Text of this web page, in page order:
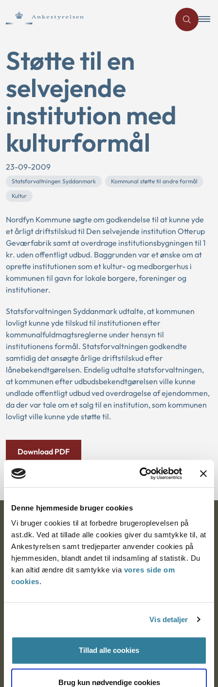
Denne hjemmeside bruger cookies
Vi bruger cookies til at forbedre brugeroplevelsen på
ast.dk. Ved at tillade alle cookies giver du samtykke til, at
Ankestyrelsen samt tredjeparter anvender cookies på
hjemmesiden, blandt andet til indsamling af statistik. Du
kan altid ændre dit samtykke via vores side om
cookies.
Vis detaljer
Tillad alle cookies
Brug kun nødvendige cookies
Støtte til en
selvejende
institution med
kulturformål
23-09-2009
Statsforvaltningen Syddanmark
Kommunal støtte til andre formål
Kultur
Nordfyn Kommune søgte om godkendelse til at kunne yde
et årligt driftstilskud til Den selvejende institution Otterup
Geværfabrik samt at overdrage institutionsbygningen til 1
kr. uden offentligt udbud. Baggrunden var et ønske om at
oprette institutionen som et kultur- og medborgerhus i
kommunen til gavn for lokale borgere, foreninger og
institutioner.
Statsforvaltningen Syddanmark udtalte, at kommunen
lovligt kunne yde tilskud til institutionen efter
kommunalfuldmagtsreglerne under hensyn til
institutionens formål. Statsforvaltningen godkendte
samtidig det ansøgte årlige driftstilskud efter
lånebekendtgørelsen. Endelig udtalte statsforvaltningen,
at kommunen efter udbudsbekendtgørelsen ville kunne
undlade offentligt udbud ved overdragelse af ejendommen,
da der var tale om et salg til en institution, som kommunen
lovligt ville kunne yde støtte til.
Download PDF
Ankestyrelsen
Postadresse:
Nytorv 7, 2. sal
9000 Aalborg
Ankestyrelsen København
EAN: 57 98 000 35 48 21